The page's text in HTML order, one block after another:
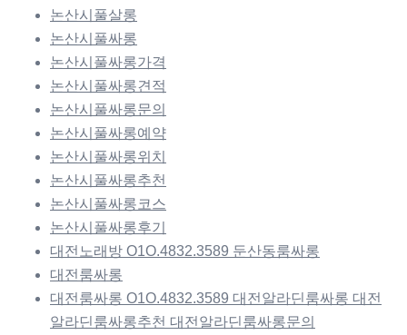
논산시풀살롱
논산시풀싸롱
논산시풀싸롱가격
논산시풀싸롱견적
논산시풀싸롱문의
논산시풀싸롱예약
논산시풀싸롱위치
논산시풀싸롱추천
논산시풀싸롱코스
논산시풀싸롱후기
대전노래방 O1O.4832.3589 둔산동룸싸롱
대전룸싸롱
대전룸싸롱 O1O.4832.3589 대전알라딘룸싸롱 대전
알라딘룸싸롱추천 대전알라딘룸싸롱문의